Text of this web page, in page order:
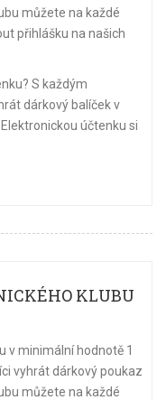
můžete na každé
přihlášku na našich
S každým
dárkový balíček v
účtenku si
KLUBU
v minimální hodnotě 1
vyhrát dárkový poukaz
můžete na každé